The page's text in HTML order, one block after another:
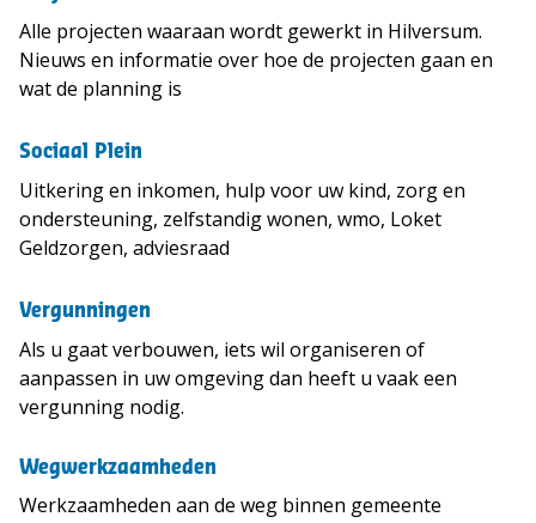
Alle projecten waaraan wordt gewerkt in Hilversum.
Nieuws en informatie over hoe de projecten gaan en
wat de planning is
Sociaal Plein
Uitkering en inkomen, hulp voor uw kind, zorg en
ondersteuning, zelfstandig wonen, wmo, Loket
Geldzorgen, adviesraad
Vergunningen
Als u gaat verbouwen, iets wil organiseren of
aanpassen in uw omgeving dan heeft u vaak een
vergunning nodig.
Wegwerkzaamheden
Werkzaamheden aan de weg binnen gemeente